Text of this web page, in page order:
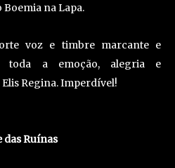
Boemia na Lapa.
voz e timbre marcante e
toda a emoção, alegria e
Regina. Imperdível!
das Ruínas